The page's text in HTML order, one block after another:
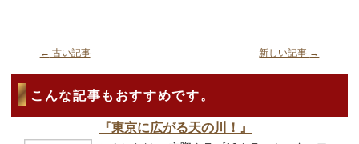
← 古い記事 新しい記事 →
こんな記事もおすすめです。
『東京に広がる天の川！』